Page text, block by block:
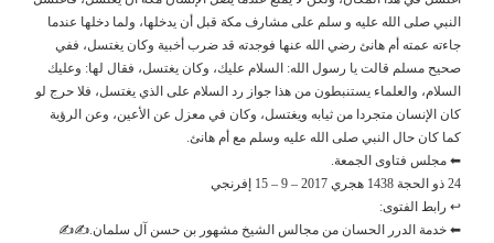
النبي صلى الله عليه و سلم على مشارف مكة قبل أن يدخلها، ولما دخلها عندما
جاءته عمته أم هانئ رضي الله عنها فوجدته قد ضرب أخبية وكان يغتسل، ففي
صحيح مسلم قالت يا رسول الله: السلام عليك، وكان يغتسل، فقال لها: وعليك
السلام، والعلماء يستنبطون من هذا جواز رد السلام على الذي يغتسل، فلا حرج لو
كان الإنسان متجردا من ثيابه ويغتسل، وكان في معزل عن الأعين، وعن الرؤية
كما كان حال النبي صلى الله عليه وسلم مع أم هانئ.
⬅ مجلس فتاوى الجمعة.
24 ذو الحجة 1438 هجري 2017 – 9 – 15 إفرنجي
↩ رابط الفتوى:
⬅ خدمة الدرر الحسان من مجالس الشيخ مشهور بن حسن آل سلمان.✍✍